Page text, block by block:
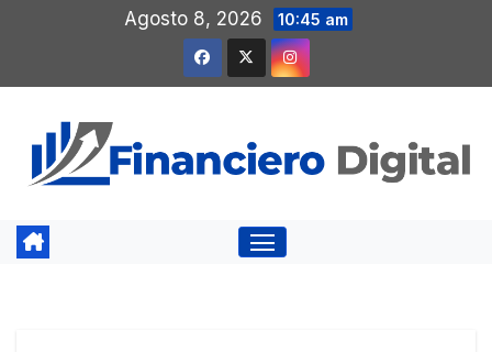
contenido
Agosto 8, 2026 10:45 am